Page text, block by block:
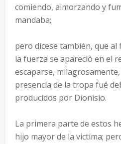
comiendo, almorzando y
mandaba;
pero dícese también, que
la fuerza se apareció en el
escaparse,
presencia de la tropa fué
producidos por Dionisio.
La primera parte de estos
hijo mayor de la victima;